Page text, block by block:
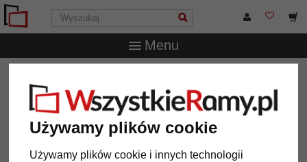
Używamy plików cookie
Używamy plików cookie i innych technologii
Menu
Rama drewniana Figari z listwą na wymiar
Rama drewniana Figari z listwą
na wymiar